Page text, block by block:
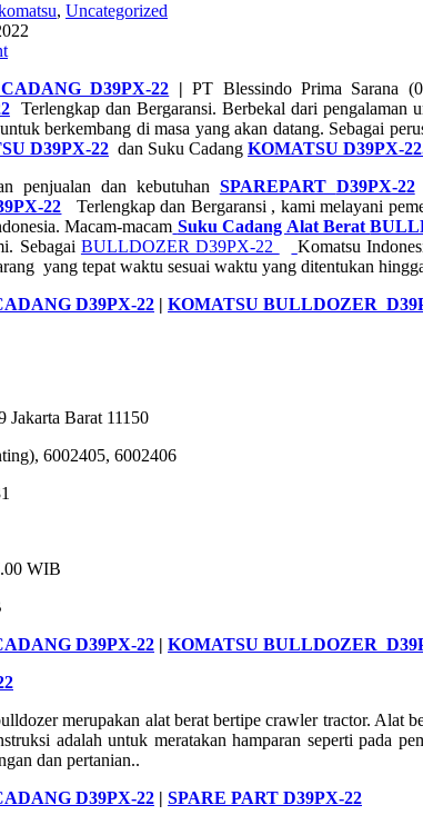
, Uncategorized
D39PX-22 |PT Blessindo Prima Sarana
Terlengkap dan Bergaransi. Berbekal dari pengalaman
berkembang di masa yang akan datang. Sebagai
D39PX-22 dan Suku Cadang KOMATSU D39PX-
penjualan dan kebutuhan SPAREPART D39PX-22
22
Terlengkap dan Bergaransi , kami melayani
Macam-macam Suku Cadang Alat Berat
Sebagai BULLDOZER D39PX-22
Komatsu
yang tepat waktu sesuai waktu yang ditentukan
D39PX-22 | KOMATSU BULLDOZER
Barat 11150
6002405, 6002406
WIB
D39PX-22 | KOMATSU BULLDOZER
merupakan alat berat bertipe crawler tractor. Alat
adalah untuk meratakan hamparan seperti pada
dan pertanian..
D39PX-22 | SPARE PART D39PX-22